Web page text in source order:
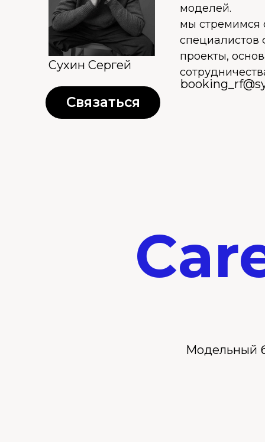
Связаться
моделей.
мы стремимся
специалистов
проекты,
Сухин Сергей
Модельный